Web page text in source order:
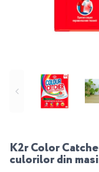
K2r Color
culorilor din